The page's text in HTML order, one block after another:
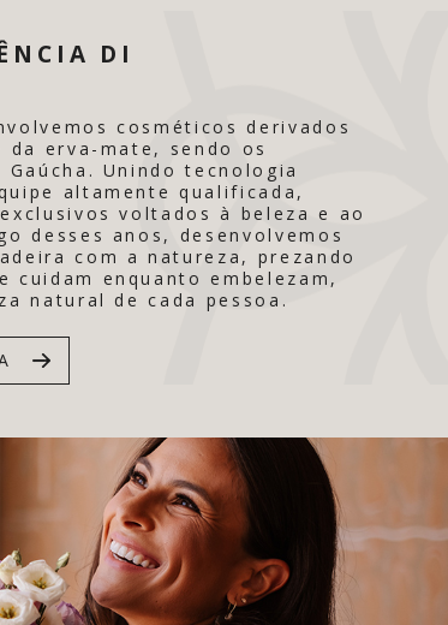
DI
cosméticos derivados
erva-mate, sendo os
Unindo tecnologia
altamente qualificada,
voltados à beleza e ao
desses anos, desenvolvemos
com a natureza, prezando
cuidam enquanto embelezam,
natural de cada pessoa.